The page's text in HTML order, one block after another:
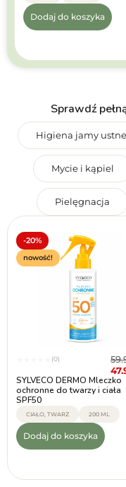
Dodaj do koszyka
Sprawdź
Higiena jamy
Mycie i kąpiel
Pielęgnacja
Marka
-20%
nowość!
(0)
SYLVECO DERMO Mleczko
ochronne do twarzy i ciała
SPF50
CIAŁO, TWARZ 200 ML
Dodaj do koszyka